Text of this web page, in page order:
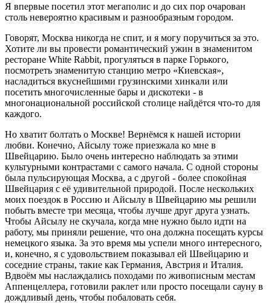
Я впервые посетил этот мегаполис и до сих пор очарован
столь невероятно красивым и разнообразным городом.
Говорят, Москва никогда не спит, и я могу поручиться за это.
Хотите ли вы провести романтический ужин в знаменитом
ресторане White Rabbit, прогуляться в парке Горького,
посмотреть знаменитую станцию метро «Киевская»,
насладиться вкуснейшими грузинскими хинкали или
посетить многочисленные бары и дискотеки - в
многонациональной российской столице найдётся что-то для
каждого.
Но хватит болтать о Москве! Вернёмся к нашей истории
любви. Конечно, Айсылу тоже приезжала ко мне в
Швейцарию. Было очень интересно наблюдать за этими
культурными контрастами с самого начала. С одной стороны
была пульсирующая Москва, а с другой - более спокойная
Швейцария с её удивительной природой. После нескольких
моих поездок в Россию и Айсылу в Швейцарию мы решили
побыть вместе три месяца, чтобы лучше друг друга узнать.
Чтобы Айсылу не скучала, когда мне нужно было идти на
работу, мы приняли решение, что она должна посещать курсы
немецкого языка. За это время мы успели много интересного,
и, конечно, я с удовольствием показывал ей Швейцарию и
соседние страны, такие как Германия, Австрия и Италия.
Вдвоём мы наслаждались походами по живописным местам
Аппенцеллера, готовили раклет или просто посещали сауну в
дождливый день, чтобы побаловать себя.